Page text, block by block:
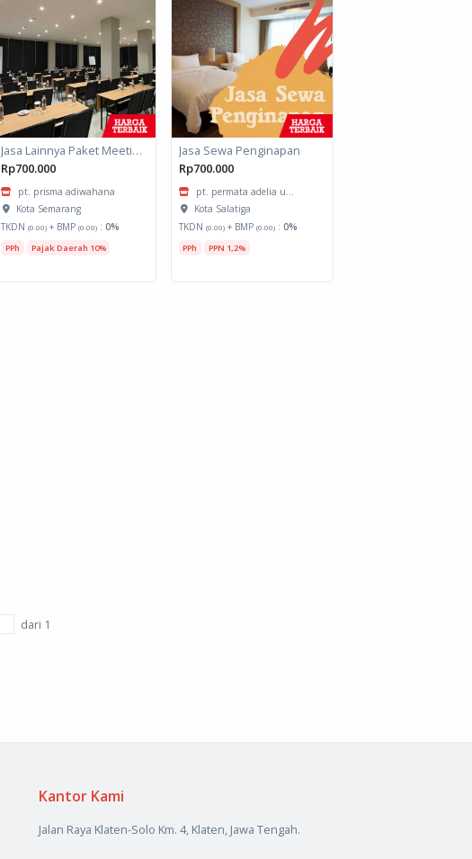
Jasa Lainnya Paket Meeting Luar Kota Hari Bumi 1
Rp700.000
pt. prisma adiwahana
Kota Semarang
TKDN(0.00) + BMP(0.00) :0%
PPh Pajak Daerah 10%
Jasa Sewa Penginapan
Rp700.000
pt. permata adelia u...
Kota Salatiga
TKDN (0.00)+ BMP (0.00): 0%
PPh PPN 1,2%
dari 1
Kantor Kami
Jalan Raya Klaten-Solo Km. 4, Klaten, Jawa Tengah.